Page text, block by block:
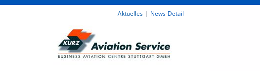
Aktuelles News-Detail